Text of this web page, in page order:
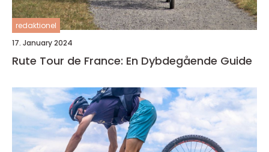
redaktionel
17. January 2024
Rute Tour de France: En Dybdegående Guide